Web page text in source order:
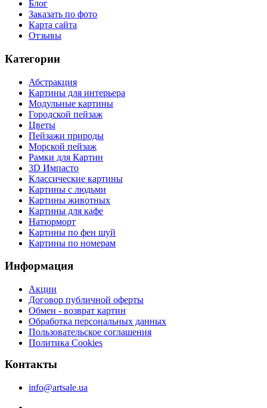
Блог
Заказать по фото
Карта сайта
Отзывы
Категории
Абстракция
Картины для интерьера
Модульные картины
Городской пейзаж
Цветы
Пейзажи природы
Морской пейзаж
Рамки для Картин
3D Импасто
Классические картины
Картины с людьми
Картины животных
Картины для кафе
Натюрморт
Картины по фен шуй
Картины по номерам
Информация
Акции
Договор публичной оферты
Обмен - возврат картин
Обработка персональных данных
Пользовательское соглашения
Политика Cookies
Контакты
info@artsale.ua